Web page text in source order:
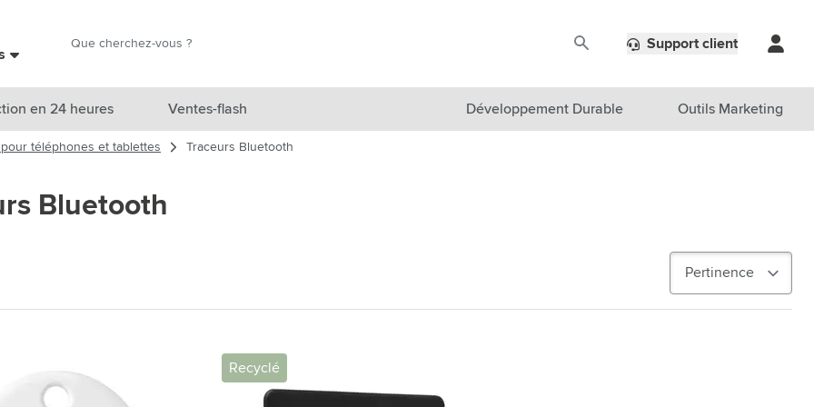
Marques
Cuisiner & Vivre
Produits de soin
Support client
en 24 heures Ventes-flash Développement Durable Outils Marketing
téléphones et tablettes Traceurs Bluetooth
Bluetooth
Recyclé